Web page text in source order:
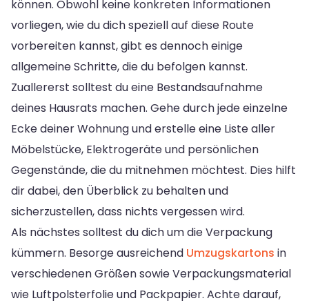
können. Obwohl keine konkreten Informationen
vorliegen, wie du dich speziell auf diese Route
vorbereiten kannst, gibt es dennoch einige
allgemeine Schritte, die du befolgen kannst.
Zuallererst solltest du eine Bestandsaufnahme
deines Hausrats machen. Gehe durch jede einzelne
Ecke deiner Wohnung und erstelle eine Liste aller
Möbelstücke, Elektrogeräte und persönlichen
Gegenstände, die du mitnehmen möchtest. Dies hilft
dir dabei, den Überblick zu behalten und
sicherzustellen, dass nichts vergessen wird.
Als nächstes solltest du dich um die Verpackung
kümmern. Besorge ausreichend Umzugskartons in
verschiedenen Größen sowie Verpackungsmaterial
wie Luftpolsterfolie und Packpapier. Achte darauf,